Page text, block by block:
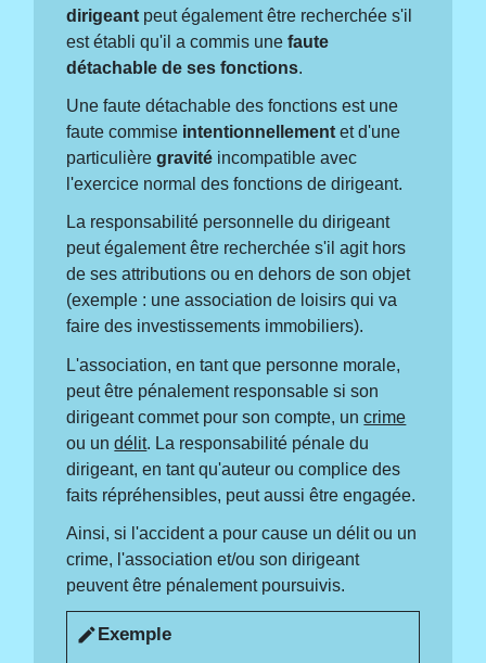
dirigeant peut également être recherchée s'il
est établi qu'il a commis unefaute
détachable de ses fonctions.
Une faute détachable des fonctions est une
faute commise intentionnellement et d'une
particulièregravité incompatible avec
l'exercice normal des fonctions de dirigeant.
La responsabilité personnelle du dirigeant
peut également être recherchée s'il agit hors
de ses attributions ou en dehors de son objet
(exemple : une association de loisirs qui va
faire des investissements immobiliers).
L'association, en tant que personne morale,
peut être pénalement responsable si son
dirigeant commet pour son compte, uncrime
ou undélit. La responsabilité pénale du
dirigeant, en tant qu'auteur ou complice des
faits répréhensibles, peut aussi être engagée.
Ainsi, si l'accident a pour cause un délit ou un
crime, l'association et/ou son dirigeant
peuvent être pénalement poursuivis.
editExemple